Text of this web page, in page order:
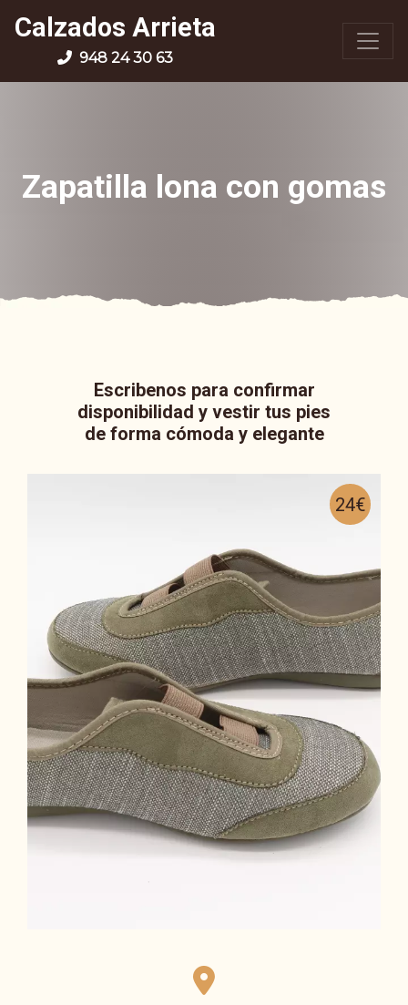
Calzados Arrieta
948 24 30 63
Zapatilla lona con gomas
Escribenos para confirmar
disponibilidad y vestir tus pies
de forma cómoda y elegante
24€